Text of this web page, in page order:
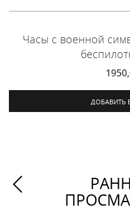
Часы с военной
ДОБАВИТЬ